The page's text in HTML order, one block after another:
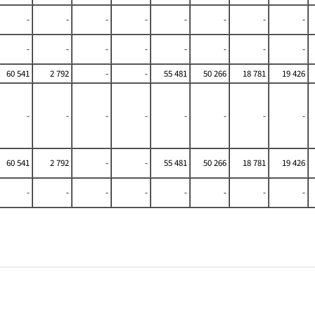
- - - - - - -
-
- - - - - - -
-
60 541 2 792 - - 55 481 50 266 18 781
19 426
- - - - - - - -
60 541 2 792 - - 55 481 50 266 18 781
19 426
- - - - - - - -